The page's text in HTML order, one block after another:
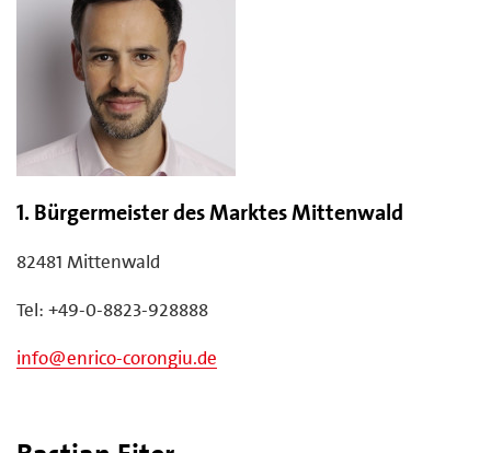
1. Bürgermeister des Marktes Mittenwald
82481 Mittenwald
Tel: +49-0-8823-928888
info@enrico-corongiu.de